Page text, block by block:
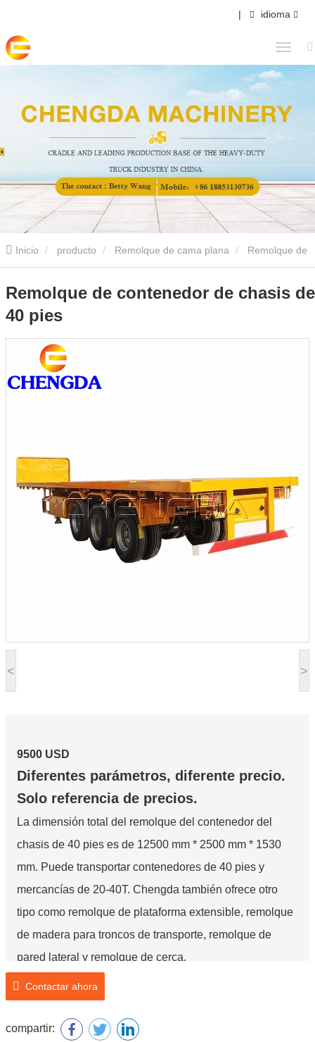
| idioma
Inicio producto Remolque de cama plana
< >
Remolque de contenedor de chasis de
40 pies
9500 USD
Diferentes parámetros, diferente precio.
Solo referencia de precios.
La dimensión total del remolque del contenedor del
chasis de 40 pies es de 12500 mm * 2500 mm * 1530
mm. Puede transportar contenedores de 40 pies y
mercancías de 20-40T. Chengda también ofrece otro
tipo como remolque de plataforma extensible, remolque
de madera para troncos de transporte, remolque de
pared lateral y remolque de cerca.
Marca: Chengda
Número de modelo: SCD9400P
Nombre del producto: Remolque de contenedor de
Contactar ahora
compartir: